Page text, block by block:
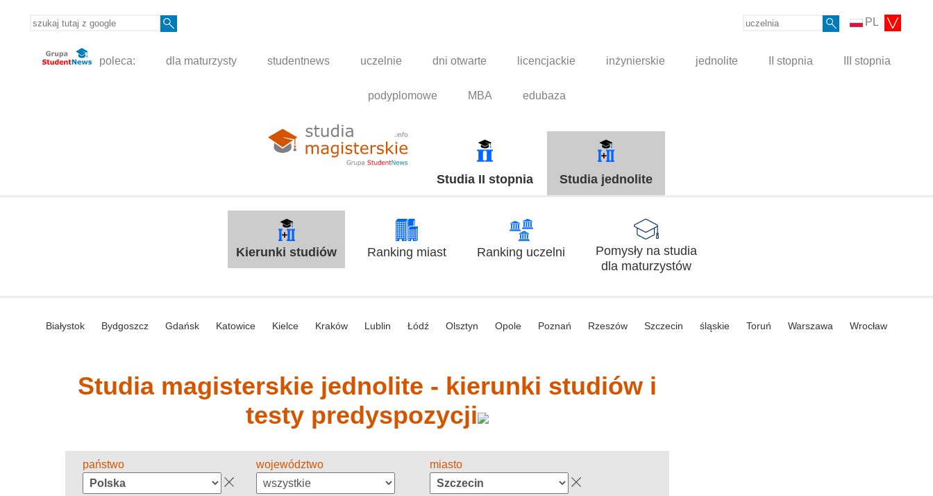
PL
poleca: dla maturzysty studentnews uczelnie dni otwarte licencjackie inżynierskie jednolite II stopnia III stopnia
podyplomowe MBA edubaza
Studia II stopnia Studia jednolite
Kierunki studiów Ranking miast Ranking uczelni
Pomysły na studia
dla maturzystów
Białystok Bydgoszcz Gdańsk Katowice Kielce Kraków Lublin Łódź Olsztyn Opole Poznań Rzeszów Szczecin śląskie Toruń Warszawa Wrocław
Studia magisterskie jednolite - kierunki studiów i
testy predyspozycji
państwo województwo miasto